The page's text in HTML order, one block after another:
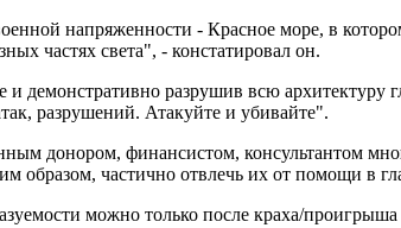
напряженности - Красное море, в
частях света", - констатировал он.
разрушив всю архитектуру
разрушений. Атакуйте и убивайте".
донором, финансистом, консультантом
образом, частично отвлечь их от помощи в
можно только после краха/